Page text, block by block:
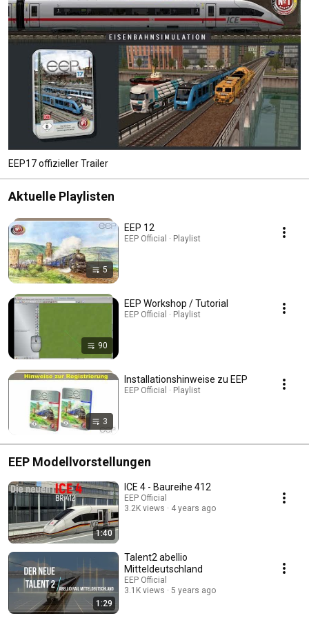
Anlagen, Szenarien und tausende Modellpakete zur Verfügung. Auch ist
ein merkliches Angebot an freien Modellen vorhanden. EEP - die schönste
Art, ihre Leidenschaft Eisenbahn voll auszuleben.
EEP17 offizieller Trailer
Aktuelle Playlisten
5
EEP 12
EEP Official · Playlist
90
EEP Workshop / Tutorial
EEP Official · Playlist
3
Installationshinweise zu EEP
EEP Official · Playlist
EEP Modellvorstellungen
1:40
ICE 4 - Baureihe 412
EEP Official
3.2K views
4 years ago
1:29
Talent2 abellio
Mitteldeutschland
EEP Official
3.1K views
5 years ago